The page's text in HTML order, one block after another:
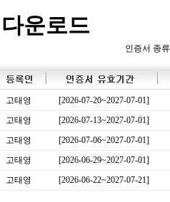
운로드
인증서 종류
고태영 [2026-07-20~2027-07-01]
고태영 [2026-07-13~2027-07-01]
고태영 [2026-07-06~2027-07-01]
고태영 [2026-06-29~2027-07-01]
고태영 [2026-06-22~2027-07-21]